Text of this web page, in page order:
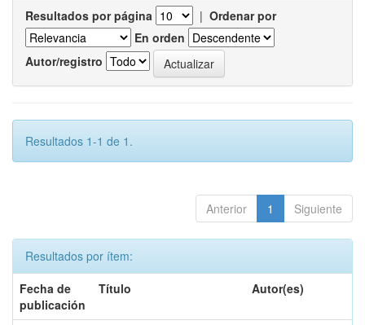
Resultados por página | Ordenar por
En orden
Autor/registro
Resultados 1-1 de 1.
Anterior 1 Siguiente
Resultados por ítem:
Fecha de
publicación
Título Autor(es)